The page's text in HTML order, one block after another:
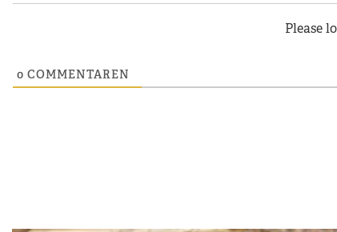
Please
0 COMMENTAREN